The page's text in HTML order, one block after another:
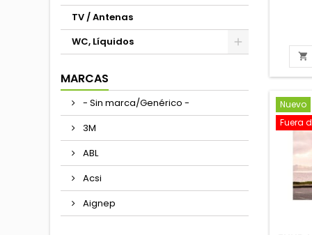
TV / Antenas
WC, Líquidos
MARCAS
- Sin marca/Genérico -
3M
ABL
Acsi
Aignep

Nuevo
Fuera